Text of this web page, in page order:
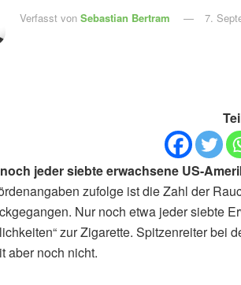
Verfasst von Sebastian Bertram 7.
jeder siebte erwachsene US-
zufolge ist die Zahl der
Nur noch etwa jeder siebte
zur Zigarette. Spitzenreiter bei
aber noch nicht.